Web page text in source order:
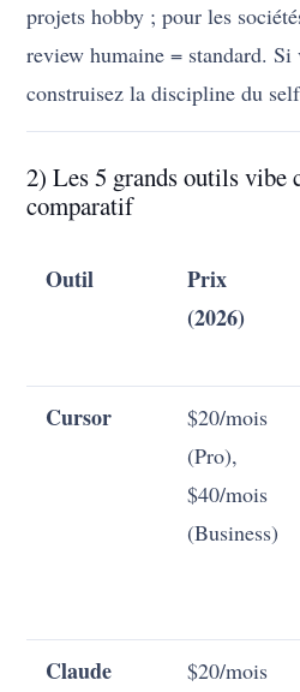
projets hobby ; pour les
review humaine = standard. Si
construisez la discipline du
2) Les 5 grands outils vibe
comparatif
Outil
Prix
(2026)
Cursor
$20/mois
(Pro),
$40/mois
(Business)
Claude
$20/mois